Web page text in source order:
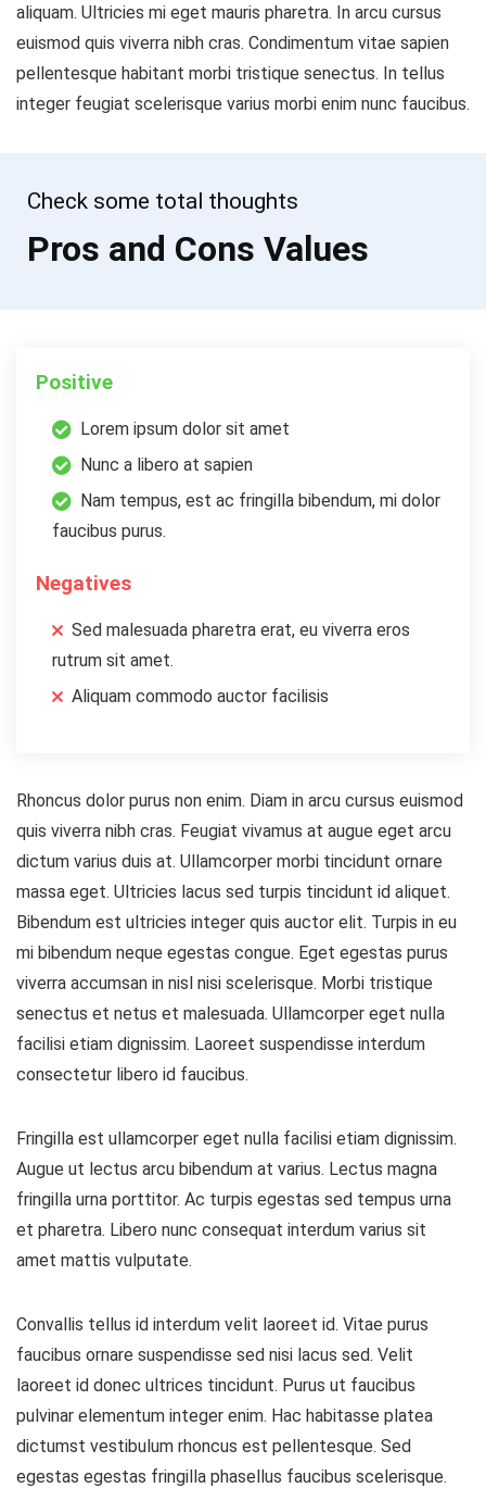
aliquam. Ultricies mi eget mauris pharetra. In arcu cursus
euismod quis viverra nibh cras. Condimentum vitae sapien
pellentesque habitant morbi tristique senectus. In tellus
integer feugiat scelerisque varius morbi enim nunc faucibus.
Check some total thoughts
Pros and Cons Values
Positive
Lorem ipsum dolor sit amet
Nunc a libero at sapien
Nam tempus, est ac fringilla bibendum, mi dolor
faucibus purus.
Negatives
Sed malesuada pharetra erat, eu viverra eros
rutrum sit amet.
Aliquam commodo auctor facilisis
Rhoncus dolor purus non enim. Diam in arcu cursus euismod
quis viverra nibh cras. Feugiat vivamus at augue eget arcu
dictum varius duis at. Ullamcorper morbi tincidunt ornare
massa eget. Ultricies lacus sed turpis tincidunt id aliquet.
Bibendum est ultricies integer quis auctor elit. Turpis in eu
mi bibendum neque egestas congue. Eget egestas purus
viverra accumsan in nisl nisi scelerisque. Morbi tristique
senectus et netus et malesuada. Ullamcorper eget nulla
facilisi etiam dignissim. Laoreet suspendisse interdum
consectetur libero id faucibus.
Fringilla est ullamcorper eget nulla facilisi etiam dignissim.
Augue ut lectus arcu bibendum at varius. Lectus magna
fringilla urna porttitor. Ac turpis egestas sed tempus urna
et pharetra. Libero nunc consequat interdum varius sit
amet mattis vulputate.
Convallis tellus id interdum velit laoreet id. Vitae purus
faucibus ornare suspendisse sed nisi lacus sed. Velit
laoreet id donec ultrices tincidunt. Purus ut faucibus
pulvinar elementum integer enim. Hac habitasse platea
dictumst vestibulum rhoncus est pellentesque. Sed
egestas egestas fringilla phasellus faucibus scelerisque.